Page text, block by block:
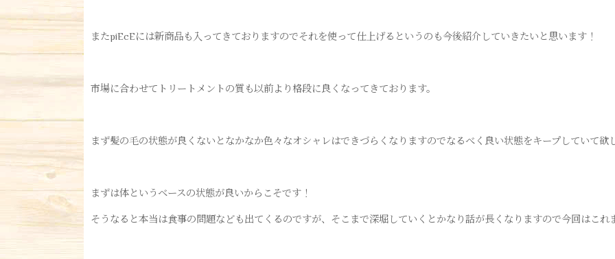
またpiEcEには新商品も入ってきておりますのでそれを使って仕上げるというのも今後紹介していきたいと思います！
市場に合わせてトリートメントの質も以前より格段に良くなってきております。
まず髪の毛の状態が良くないとなかなか色々なオシャレはできづらくなりますのでなるべく良い状態をキープしていて欲
まずは体というベースの状態が良いからこそです！
そうなると本当は食事の問題なども出てくるのですが、そこまで深堀していくとかなり話が長くなりますので今回はこれ